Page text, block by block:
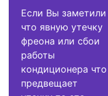
Если Вы заметили
что явную утечку
фреона или сбои
работы
кондиционера что
предвещает